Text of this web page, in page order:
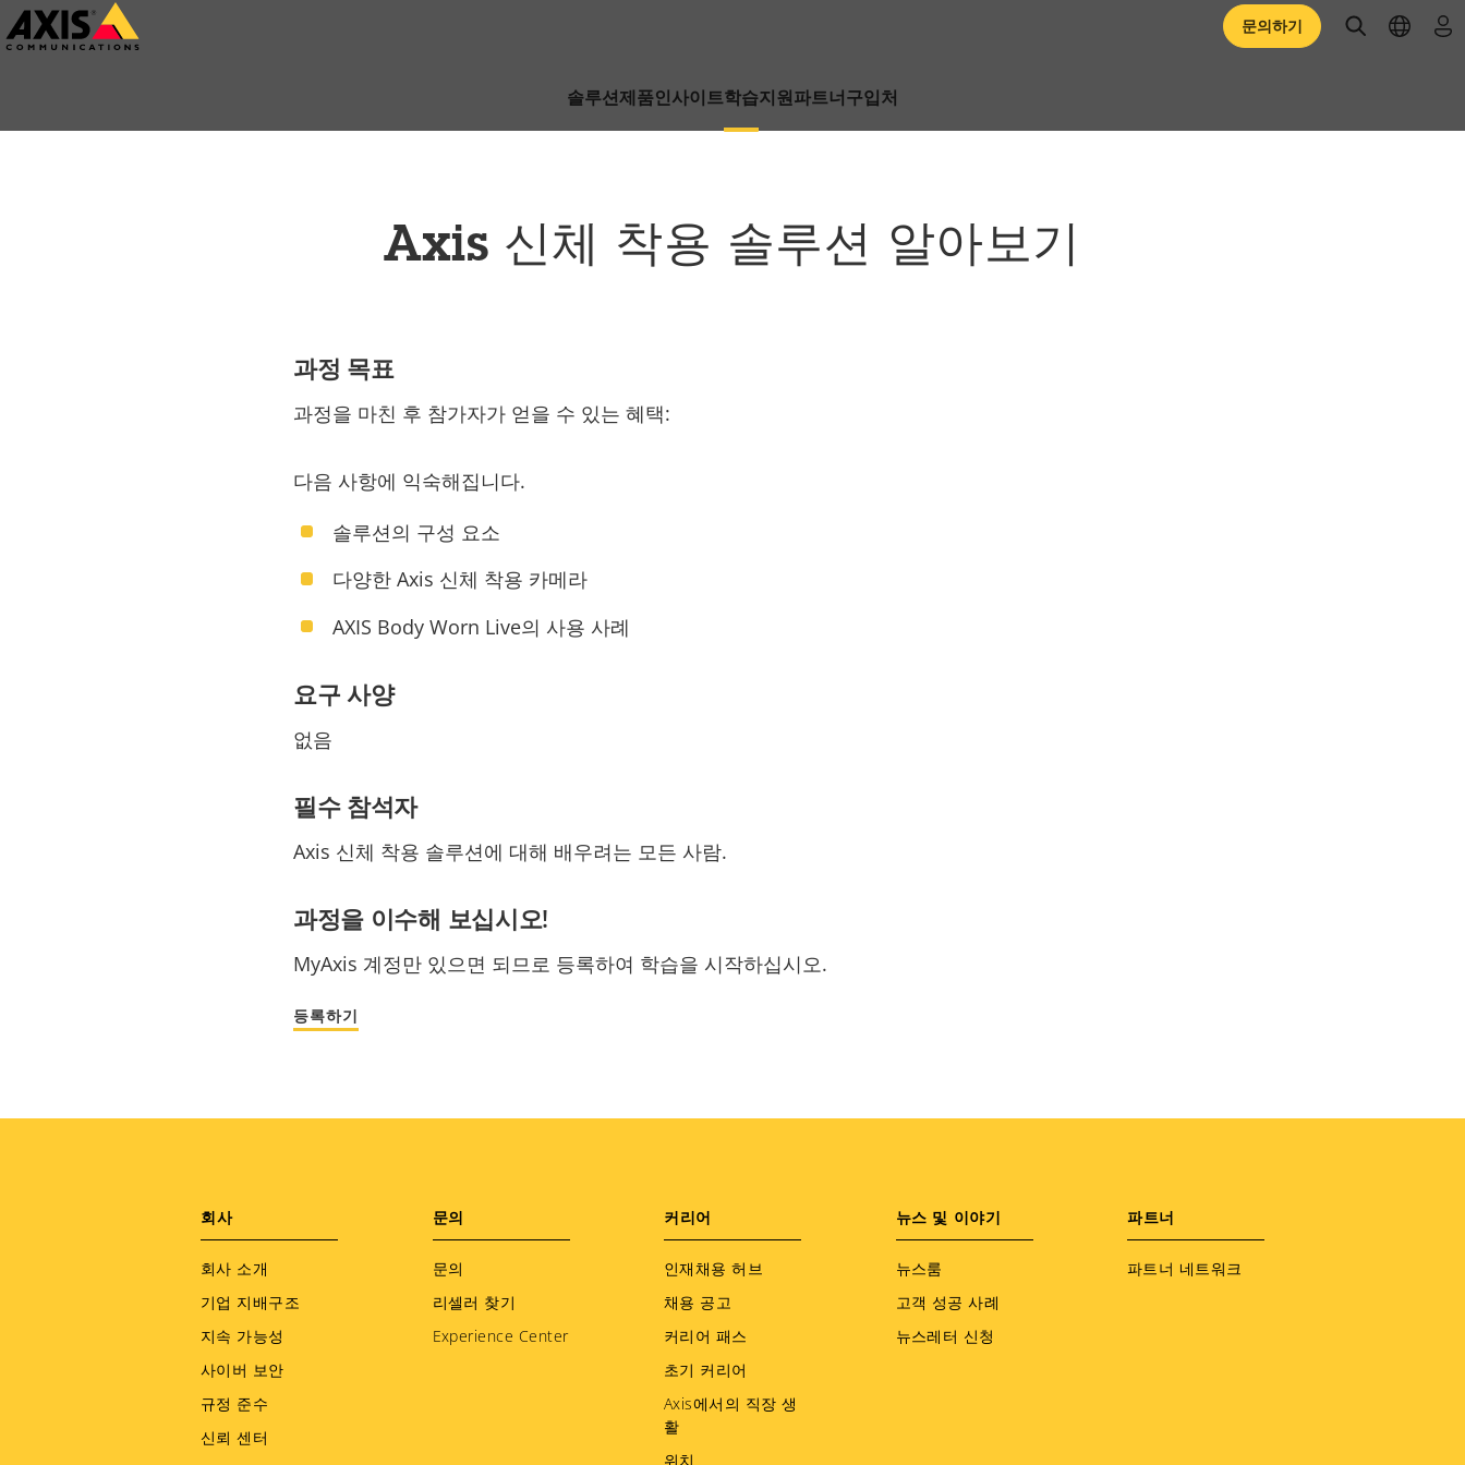
주
요
솔루션제품인사이트학습지원파트너구입처
문의하기 openopen로
Axis 신체 착용 솔루션 알아보기
과정 목표
과정을 마친 후 참가자가 얻을 수 있는 혜택:
다음 사항에 익숙해집니다.
솔루션의 구성 요소
다양한 Axis 신체 착용 카메라
AXIS Body Worn Live의 사용 사례
요구 사양
없음
필수 참석자
Axis 신체 착용 솔루션에 대해 배우려는 모든 사람.
과정을 이수해 보십시오!
MyAxis 계정만 있으면 되므로 등록하여 학습을 시작하십시오.
등록하기
Footer
menu
회사
회사 소개
기업 지배구조
지속 가능성
사이버 보안
규정 준수
신뢰 센터
문의
문의
리셀러 찾기
Experience Center
커리어
인재채용 허브
채용 공고
커리어 패스
초기 커리어
Axis에서의 직장 생
활
위치
뉴스 및 이야기
뉴스룸
고객 성공 사례
뉴스레터 신청
파트너
파트너 네트워크